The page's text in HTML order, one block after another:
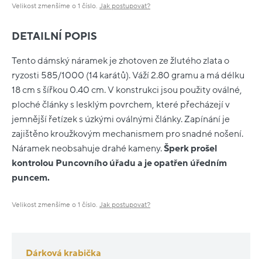
DETAILNÍ POPIS
Tento dámský náramek je zhotoven ze žlutého zlata o
ryzosti 585/1000 (14 karátů). Váží 2.80 gramu a má délku
18 cm s šířkou 0.40 cm. V konstrukci jsou použity oválné,
ploché články s lesklým povrchem, které přecházejí v
jemnější řetízek s úzkými oválnými články. Zapínání je
zajištěno kroužkovým mechanismem pro snadné nošení.
Náramek neobsahuje drahé kameny.Šperk prošel
kontrolou Puncovního úřadu a je opatřen úředním
puncem.
Velikost zmenšíme o 1 číslo. Jak postupovat?
Dárková krabička
Velikost zmenšíme o 1 číslo. Jak postupovat?